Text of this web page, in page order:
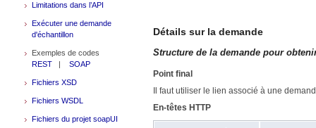
Limitations dans l’API
Exécuter une demande
d'échantillon
Exemples de codes
REST | SOAP
Fichiers XSD
Fichiers WSDL
Fichiers du projet soapUI
Détails sur la demande
Structure de la demande pour
Point final
Il faut utiliser le lien associé à une
En-têtes HTTP